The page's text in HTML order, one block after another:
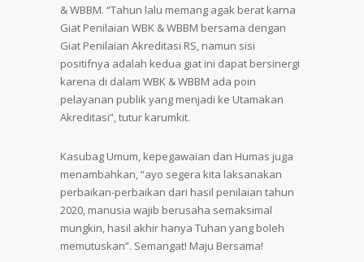
& WBBM. “Tahun lalu memang agak berat karna
Giat Penilaian WBK & WBBM bersama dengan
Giat Penilaian Akreditasi RS, namun sisi
positifnya adalah kedua giat ini dapat bersinergi
karena di dalam WBK & WBBM ada poin
pelayanan publik yang menjadi ke Utamakan
Akreditasi”, tutur karumkit.
Kasubag Umum, kepegawaian dan Humas juga
menambahkan, “ayo segera kita laksanakan
perbaikan-perbaikan dari hasil penilaian tahun
2020, manusia wajib berusaha semaksimal
mungkin, hasil akhir hanya Tuhan yang boleh
memutuskan”. Semangat! Maju Bersama!